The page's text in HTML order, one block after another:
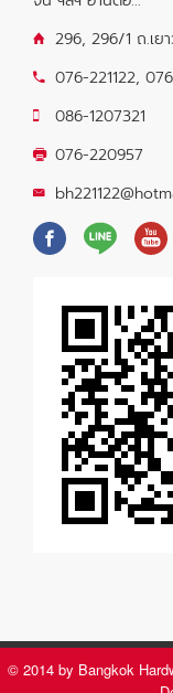
296, 296/1 ถ.เย
076-221122,
086-1207321
076-220957
© 2014 by Bangkok